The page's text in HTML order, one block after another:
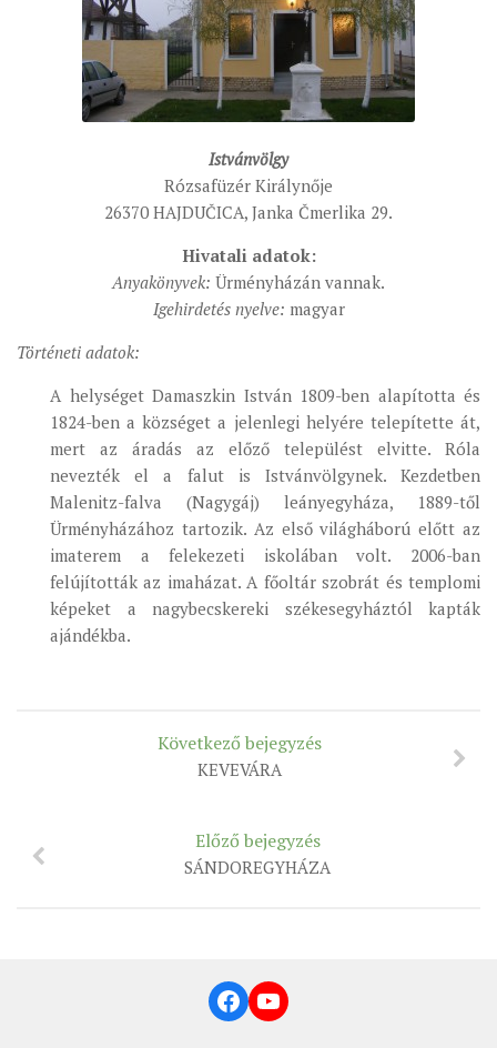
Istvánvölgy
Rózsafüzér Királynője
26370 HAJDUČICA, Janka Čmerlika 29.
Hivatali adatok:
Anyakönyvek: Ürményházán vannak.
Igehirdetés nyelve: magyar
Történeti adatok:
A helységet Damaszkin István 1809-ben alapította és
1824-ben a községet a jelenlegi helyére telepítette át,
mert az áradás az előző települést elvitte. Róla
nevezték el a falut is Istvánvölgynek. Kezdetben
Malenitz-falva (Nagygáj) leányegyháza, 1889-től
Ürményházához tartozik. Az első világháború előtt az
imaterem a felekezeti iskolában volt. 2006-ban
felújították az imaházat. A főoltár szobrát és templomi
képeket a nagybecskereki székesegyháztól kapták
ajándékba.
Következő bejegyzés
KEVEVÁRA
Előző bejegyzés
SÁNDOREGYHÁZA
Facebook
YouTube